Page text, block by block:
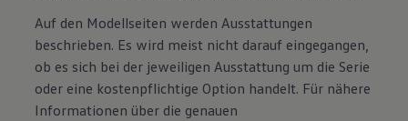
Auf den Modellseiten werden Ausstattungen
beschrieben. Es wird meist nicht darauf eingegangen,
ob es sich bei der jeweiligen Ausstattung um die Serie
oder eine kostenpflichtige Option handelt. Für nähere
Informationen über die genauen